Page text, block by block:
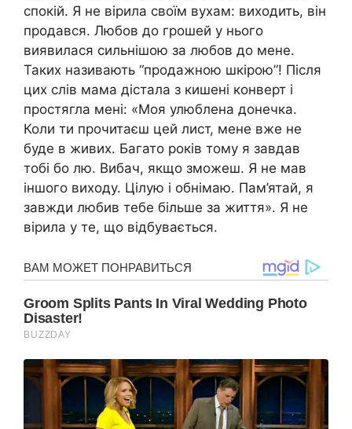
спокій. Я не вірила своїм вухам: виходить, він
продався. Любов до грошей у нього
виявилася сильнішою за любов до мене.
Таких називають “продажною шкірою”! Після
цих слів мама дістала з кишені конверт і
простягла мені: «Моя улюблена донечка.
Коли ти прочитаєш цей лист, мене вже не
буде в живих. Багато років тому я завдав
тобі бо лю. Вибач, якщо зможеш. Я не мав
іншого виходу. Цілую і обнімаю. Пам’ятай, я
завжди любив тебе більше за життя». Я не
вірила у те, що відбувається.